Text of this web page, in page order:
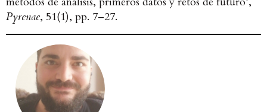
Pyrenae, 51(1), pp. 7–27.